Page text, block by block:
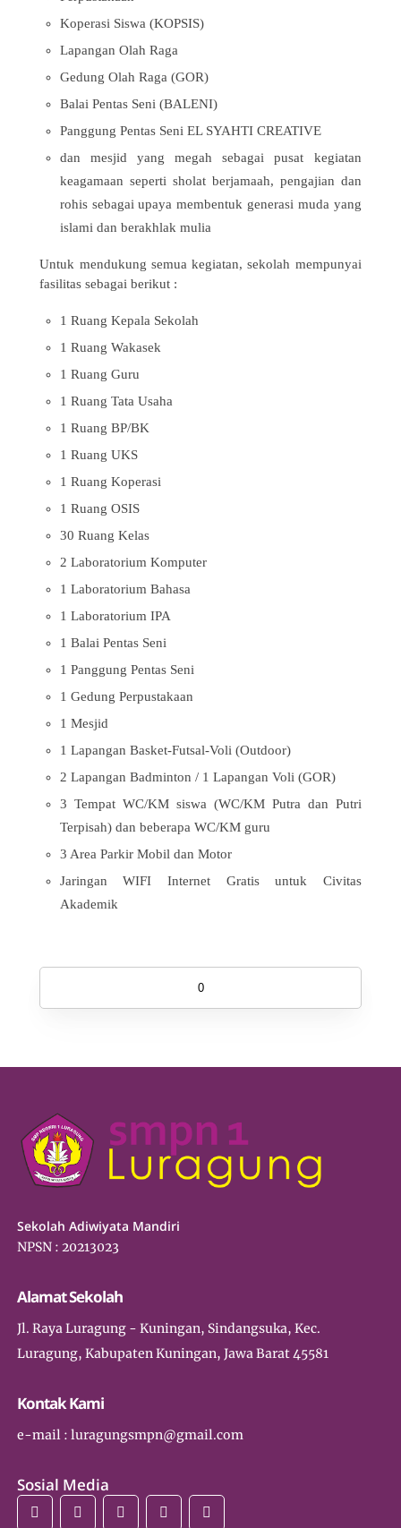
Koperasi Siswa (KOPSIS)
Lapangan Olah Raga
Gedung Olah Raga (GOR)
Balai Pentas Seni (BALENI)
Panggung Pentas Seni EL SYAHTI CREATIVE
dan mesjid yang megah sebagai pusat kegiatan
keagamaan seperti sholat berjamaah, pengajian dan
rohis sebagai upaya membentuk generasi muda yang
islami dan berakhlak mulia
Untuk mendukung semua kegiatan, sekolah mempunyai
fasilitas sebagai berikut :
1 Ruang Kepala Sekolah
1 Ruang Wakasek
1 Ruang Guru
1 Ruang Tata Usaha
1 Ruang BP/BK
1 Ruang UKS
1 Ruang Koperasi
1 Ruang OSIS
30 Ruang Kelas
2 Laboratorium Komputer
1 Laboratorium Bahasa
1 Laboratorium IPA
1 Balai Pentas Seni
1 Panggung Pentas Seni
1 Gedung Perpustakaan
1 Mesjid
1 Lapangan Basket-Futsal-Voli (Outdoor)
2 Lapangan Badminton / 1 Lapangan Voli (GOR)
3 Tempat WC/KM siswa (WC/KM Putra dan Putri
Terpisah) dan beberapa WC/KM guru
3 Area Parkir Mobil dan Motor
Jaringan WIFI Internet Gratis untuk Civitas
Akademik
0
Sekolah Adiwiyata Mandiri
NPSN : 20213023
Alamat Sekolah
Jl. Raya Luragung - Kuningan, Sindangsuka, Kec.
Luragung, Kabupaten Kuningan, Jawa Barat 45581
Kontak Kami
e-mail : luragungsmpn@gmail.com
Sosial Media